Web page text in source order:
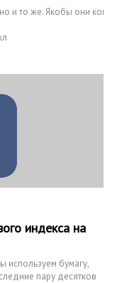
и то же. Якобы они
индекса на
используем бумагу,
пару десятков